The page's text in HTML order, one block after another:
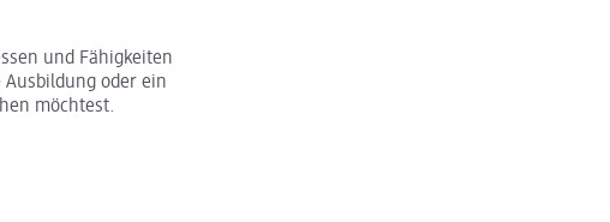
und Fähigkeiten
oder ein
möchtest.